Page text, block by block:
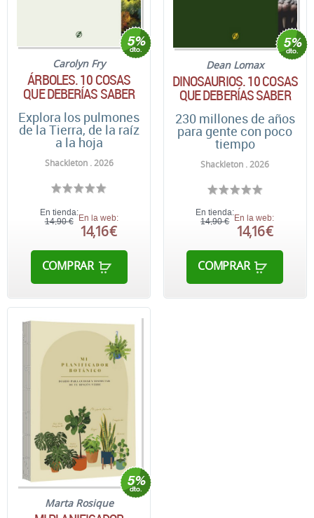
Carolyn Fry
ÁRBOLES. 10 COSAS
QUE DEBERÍAS SABER
Explora los pulmones
de la Tierra, de la raíz
a la hoja
Shackleton . 2026
En tienda:
14,90 € En la web:
14,16 €
COMPRAR
Dean Lomax
DINOSAURIOS. 10 COSAS
QUE DEBERÍAS SABER
230 millones de años
para gente con poco
tiempo
Shackleton . 2026
En tienda:
14,90 € En la web:
14,16 €
COMPRAR
Marta Rosique